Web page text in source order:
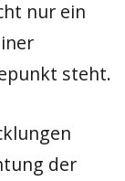
nur ein
steht.
der